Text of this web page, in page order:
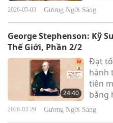
tài
2026-05-03 Gương Ngời Sáng
George Stephenson: Kỹ
Thế Giới, Phần 2/2
24:40
Đạt
hành
tiên
bằng
chở
2026-03-29 Gương Ngời Sáng